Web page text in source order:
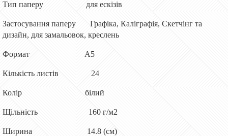
Тип паперу для ескізів
Застосування паперу Графіка, Каліграфія, Скетчінг та
дизайн, для замальовок, креслень
Формат А5
Кількість листів 24
Колір білий
Щільність 160 г/м2
Ширина 14.8 (см)